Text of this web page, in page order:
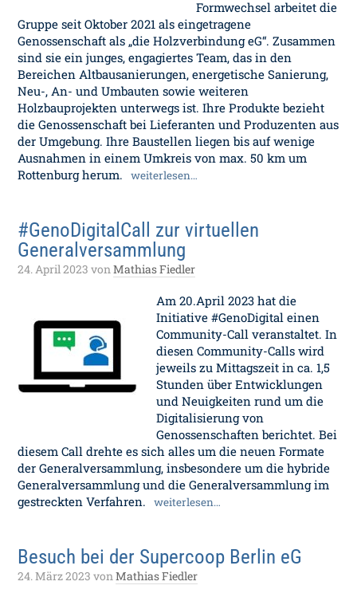
Formwechsel arbeitet die
Gruppe seit Oktober 2021 als eingetragene
Genossenschaft als „die Holzverbindung eG“. Zusammen
sind sie ein junges, engagiertes Team, das in den
Bereichen Altbausanierungen, energetische Sanierung,
Neu-, An- und Umbauten sowie weiteren
Holzbauprojekten unterwegs ist. Ihre Produkte bezieht
die Genossenschaft bei Lieferanten und Produzenten aus
der Umgebung. Ihre Baustellen liegen bis auf wenige
Ausnahmen in einem Umkreis von max. 50 km um
Rottenburg herum.
weiterlesen…
#GenoDigitalCall zur virtuellen
Generalversammlung
24. April 2023 vonMathias Fiedler
Am 20.April 2023 hat die
Initiative #GenoDigital einen
Community-Call veranstaltet. In
diesen Community-Calls wird
jeweils zu Mittagszeit in ca. 1,5
Stunden über Entwicklungen
und Neuigkeiten rund um die
Digitalisierung von
Genossenschaften berichtet. Bei
diesem Call drehte es sich alles um die neuen Formate
der Generalversammlung, insbesondere um die hybride
Generalversammlung und die Generalversammlung im
gestreckten Verfahren.
weiterlesen…
Besuch bei der Supercoop Berlin eG
24. März 2023 vonMathias Fiedler